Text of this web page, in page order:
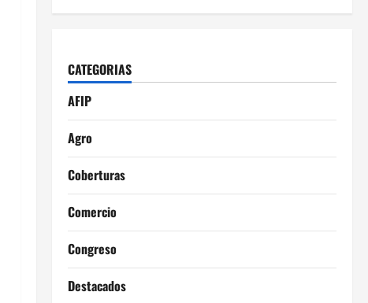
CATEGORIAS
AFIP
Agro
Coberturas
Comercio
Congreso
Destacados